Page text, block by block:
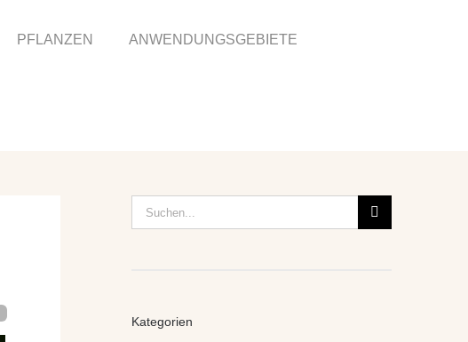
PFLANZEN ANWENDUNGSGEBIETE
Suche
nach:
Kategorien